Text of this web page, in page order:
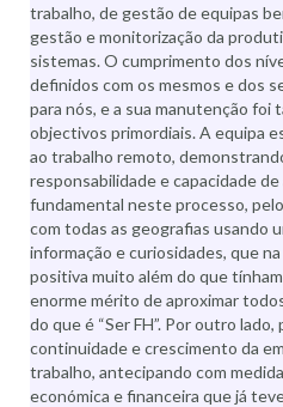
trabalho, de gestão de equipas
gestão e monitorização da
sistemas. O cumprimento dos
definidos com os mesmos e dos
para nós, e a sua manutenção foi
objectivos primordiais. A equipa
ao trabalho remoto,
responsabilidade e capacidade
fundamental neste processo,
com todas as geografias usando
informação e curiosidades, que
positiva muito além do que
enorme mérito de aproximar
do que é “Ser FH”. Por outro
continuidade e crescimento da
trabalho, antecipando com
económica e financeira que já